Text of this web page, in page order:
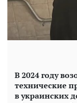
В 2024 году
технические
в украинских